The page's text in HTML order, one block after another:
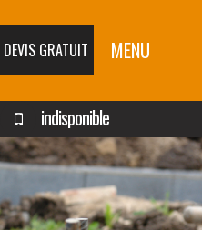
DEVIS GRATUIT MENU
indisponible